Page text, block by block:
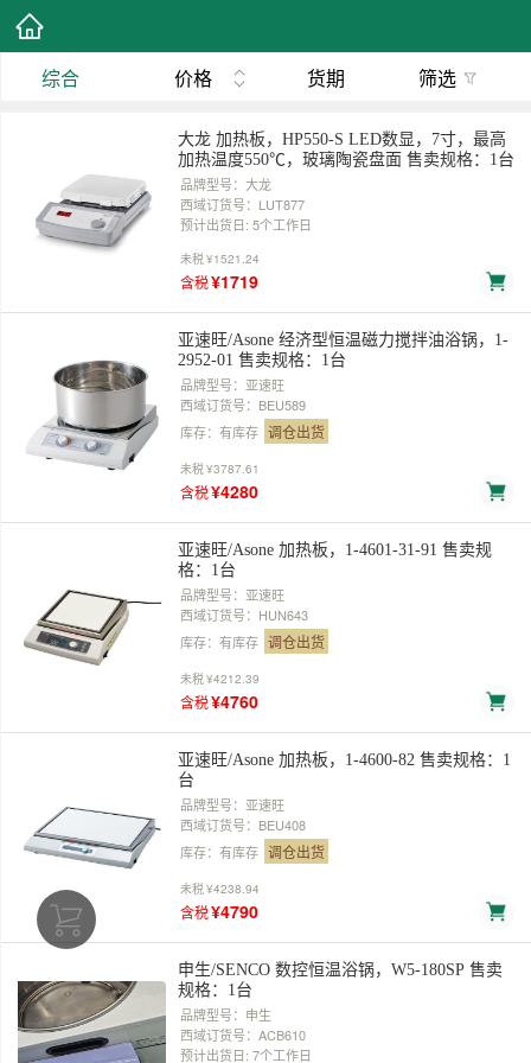
综合 价格 货期 筛选
大龙 加热板，HP550-S LED数显，7寸，最高
加热温度550℃，玻璃陶瓷盘面 售卖规格：1台
品牌型号：大龙
西域订货号：LUT877
预计出货日: 5个工作日
未税¥1521.24
含税¥1719
亚速旺/Asone 经济型恒温磁力搅拌油浴锅，1-
2952-01 售卖规格：1台
品牌型号：亚速旺
西域订货号：BEU589
库存：有库存 调仓出货
未税¥3787.61
含税¥4280
亚速旺/Asone 加热板，1-4601-31-91 售卖规
格：1台
品牌型号：亚速旺
西域订货号：HUN643
库存：有库存 调仓出货
未税¥4212.39
含税¥4760
亚速旺/Asone 加热板，1-4600-82 售卖规格：1
台
品牌型号：亚速旺
西域订货号：BEU408
库存：有库存 调仓出货
未税¥4238.94
含税¥4790
申生/SENCO 数控恒温浴锅，W5-180SP 售卖
规格：1台
品牌型号：申生
西域订货号：ACB610
预计出货日: 7个工作日